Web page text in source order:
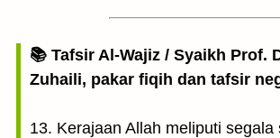
📚 Tafsir Al-Wajiz / Syaikh Prof.
Zuhaili, pakar fiqih dan tafsir
13. Kerajaan Allah meliputi segala